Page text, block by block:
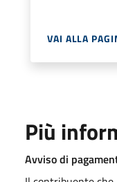
VAI ALLA
Più
Avviso di